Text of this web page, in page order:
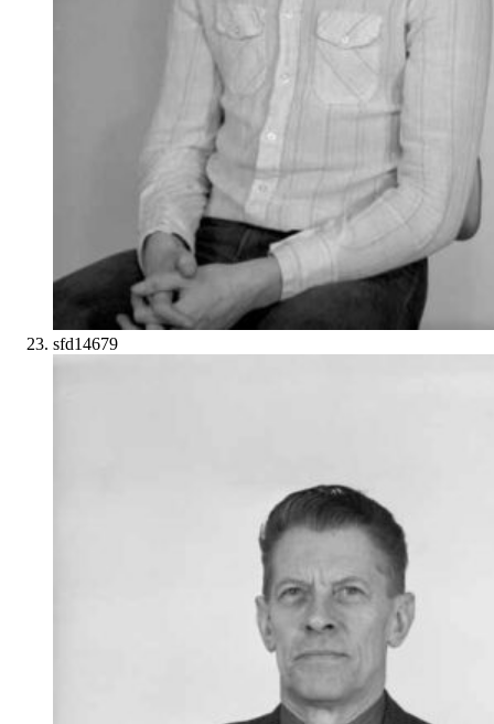
sfd14679